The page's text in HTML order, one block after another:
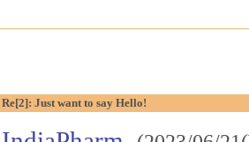
Re[2]: Just want to say Hello!